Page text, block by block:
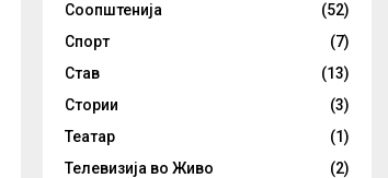
Соопштенија
(52)
Спорт
(7)
Став
(13)
Стории
(3)
Театар
(1)
Телевизија во Живо
(2)